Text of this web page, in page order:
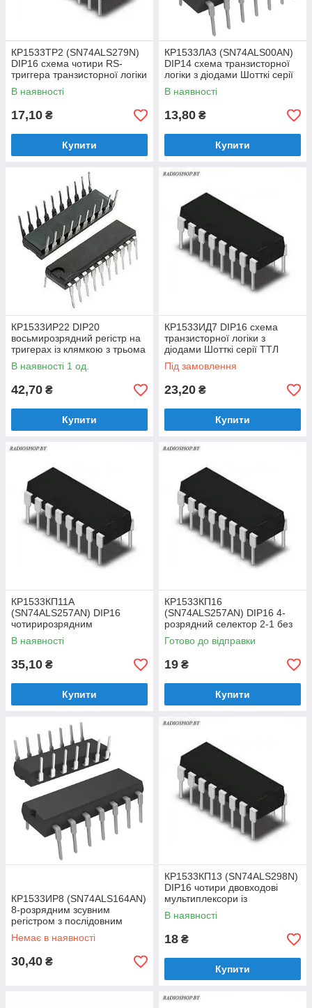
КР1533ТР2 (SN74ALS279N)
DIP16 схема чотири RS-
триггера транзисторної логіки
з діодами Шотткі серії ТТЛ
В наявності
17,10 ₴
Купити
КР1533ЛА3 (SN74ALS00AN)
DIP14 схема транзисторної
логіки з діодами Шотткі серії
ТТЛ
В наявності
13,80 ₴
Купити
КР1533ИР22 DIP20
восьмирозрядний регістр на
тригерах із клямкою з трьома
станами на виході
В наявності 1 од.
42,70 ₴
Купити
КР1533ИД7 DIP16 схема
транзисторної логіки з
діодами Шотткі серії ТТЛ
Під замовлення
23,20 ₴
Купити
КР1533КП11А
(SN74ALS257AN) DIP16
чотирирозрядним
селектором 2-1 з трьома
стійкими станами, без
В наявності
35,10 ₴
Купити
КР1533КП16
(SN74ALS257AN) DIP16 4-
розрядний селектор 2-1 без
інверсії вхідної інформації
Готово до відправки
19 ₴
Купити
КР1533ИР8 (SN74ALS164AN)
8-розрядним зсувним
регістром з послідовним
завантаженням і
паралельним вивантаження
Немає в наявності
30,40 ₴
КР1533КП13 (SN74ALS298N)
DIP16 чотири двовходові
мультиплексори із
запам'ятовуванням
В наявності
18 ₴
Купити